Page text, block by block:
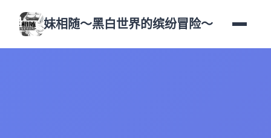
妹相随～黑白世界的缤纷冒险～